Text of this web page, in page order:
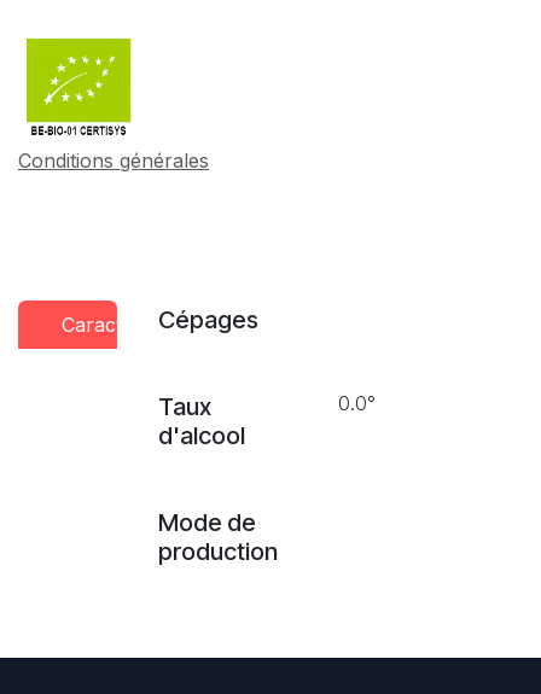
Conditions générales
CaractéristiquesCépages
Taux
d'alcool
0.0°
Mode de
production